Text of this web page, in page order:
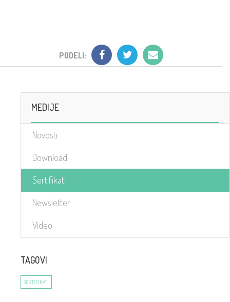
PODELI:
MEDIJE
Novosti
Download
Sertifikati
Newsletter
Video
TAGOVI
SERTIFIKATI